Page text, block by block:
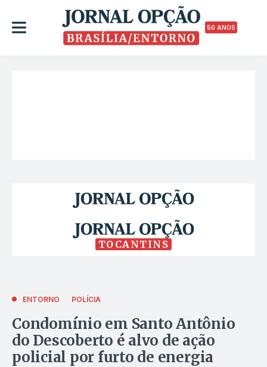
50 ANOS
TOCANTINS
ENTORNO POLÍCIA
Condomínio em Santo Antônio
do Descoberto é alvo de ação
policial por furto de energia